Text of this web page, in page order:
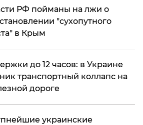
РФ пойманы на лжи о
"сухопутного
в Крым
до 12 часов: в Украине
транспортный коллапс на
дороге
украинские